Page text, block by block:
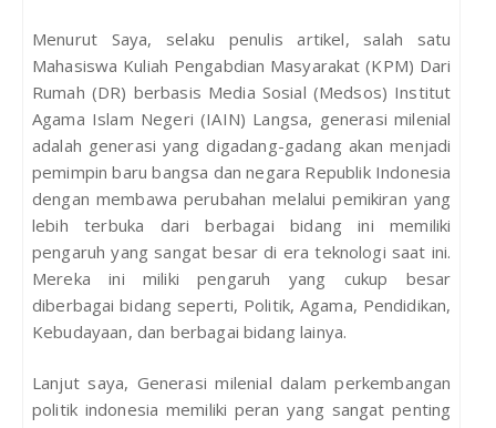
Menurut Saya, selaku penulis artikel, salah satu
Mahasiswa Kuliah Pengabdian Masyarakat (KPM) Dari
Rumah (DR) berbasis Media Sosial (Medsos) Institut
Agama Islam Negeri (IAIN) Langsa, generasi milenial
adalah generasi yang digadang-gadang akan menjadi
pemimpin baru bangsa dan negara Republik Indonesia
dengan membawa perubahan melalui pemikiran yang
lebih terbuka dari berbagai bidang ini memiliki
pengaruh yang sangat besar di era teknologi saat ini.
Mereka ini miliki pengaruh yang cukup besar
diberbagai bidang seperti, Politik, Agama, Pendidikan,
Kebudayaan, dan berbagai bidang lainya.
Lanjut saya, Generasi milenial dalam perkembangan
politik indonesia memiliki peran yang sangat penting